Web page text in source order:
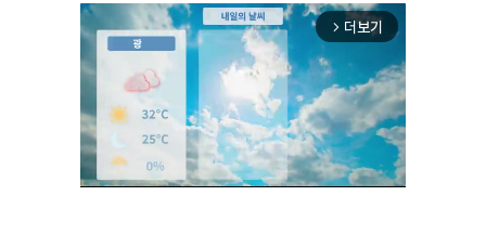
arrow_forward_ios 더보기